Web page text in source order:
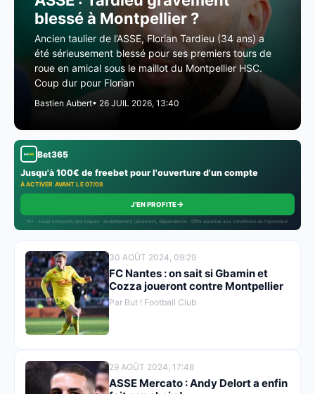
blessé à Montpellier ?
Ancien taulier de l’ASSE, Florian Tardieu (34 ans) a
été sérieusement blessé pour ses premiers tours de
roue en amical sous le maillot du Montpellier HSC.
Coup dur pour Florian
Bastien Aubert• 26 JUIL 2026, 13:40
Bet365
Jusqu'à 100€ de freebet pour l'ouverture d'un compte
À ACTIVER AVANT LE 07/08
J'EN PROFITE→
18+ · Jouer comporte des risques : endettement, isolement, dépendance · Offre soumise aux conditions de l’opérateur.
30 AOÛT 2024, 09:29
FC Nantes : on sait si Gbamin et
Cozza joueront contre Montpellier
Par But ! Football Club
29 AOÛT 2024, 17:48
ASSE Mercato : Andy Delort a enfin